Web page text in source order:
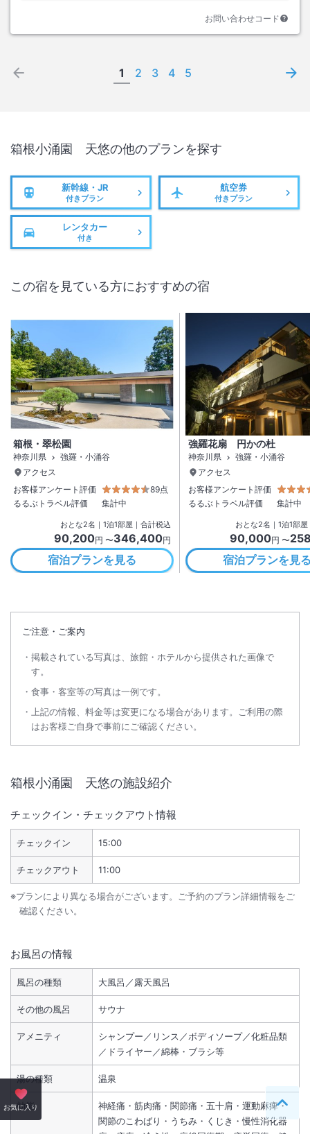
お問い合わせコード
1 2 3 4 5
箱根小涌園 天悠の他のプランを探す
新幹線・JR
付きプラン
航空券
付きプラン
レンタカー
付き
この宿を見ている方におすすめの宿
箱根・翠松園
神奈川県
強羅・小涌谷
アクセス
お客様アンケート評価
89点
るるぶトラベル評価
集計中
おとな2名 ｜ 1泊1部屋｜合計税込
90,200円 〜346,400円
宿泊プランを見る
強羅花扇 円かの杜
神奈川県
強羅・小涌谷
アクセス
お客様アンケート評価
るるぶトラベル評価
集計中
おとな2名 ｜ 1泊1部屋
90,000円 〜
宿泊プランを見
ご注意・ご案内
掲載されている写真は、旅館・ホテルから提供された画像で
す。
食事・客室等の写真は一例です。
上記の情報、料金等は変更になる場合があります。ご利用の際
はお客様ご自身で事前にご確認ください。
箱根小涌園 天悠の施設紹介
チェックイン・チェックアウト情報
チェックイン 15:00
チェックアウト 11:00
※プランにより異なる場合がございます。ご予約のプラン詳細情報をご
確認ください。
お風呂の情報
風呂の種類 大風呂／露天風呂
その他の風呂 サウナ
アメニティ
シャンプー／リンス／ボディソープ／化粧品類
／ドライヤー／綿棒・ブラシ等
湯の種類 温泉
効能
神経痛・筋肉痛・関節痛・五十肩・運動麻痺・
関節のこわばり・うちみ・くじき・慢性消化器
お気に入り ペー